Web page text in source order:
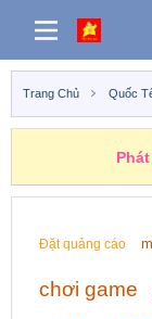
Trang Chủ Quốc
Đặt quảng cáo
chơi game